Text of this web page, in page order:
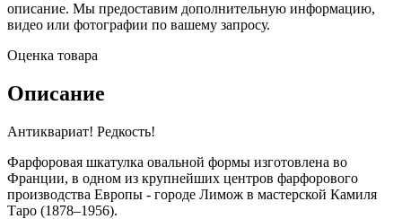
описание. Мы предоставим дополнительную информацию,
видео или фотографии по вашему запросу.
Оценка товара
Описание
Антиквариат! Редкость!
Фарфоровая шкатулка овальной формы изготовлена во
Франции, в одном из крупнейших центров фарфорового
производства Европы - городе Лимож в мастерской Камиля
Таро (1878–1956).